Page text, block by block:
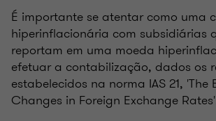
É importante se atentar como uma
hiperinflacionária com subsidiárias
reportam em uma moeda
efetuar a contabilização, dados os
estabelecidos na norma IAS 21, 'The
Changes in Foreign Exchange